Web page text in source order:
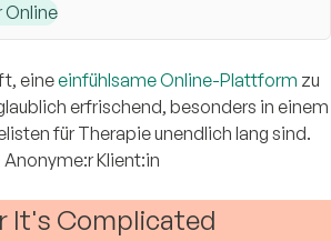
Online
eineeinfühlsame Online-Plattform zu
erfrischend, besonders in einem
für Therapie unendlich lang sind.
Anonyme:r Klient:in
It's Complicated